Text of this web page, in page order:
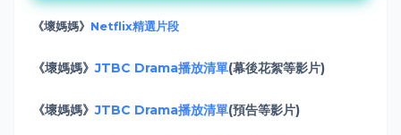
《壞媽媽》 Netflix精選片段
《壞媽媽》JTBC Drama播放清單(幕後花絮等影片)
《壞媽媽》JTBC Drama播放清單(預告等影片)